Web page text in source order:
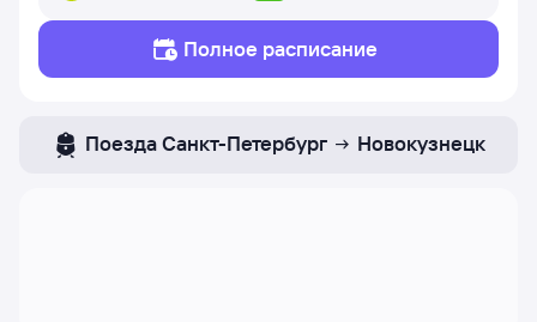
Полное расписание
ПоездаСанкт-Петербург Новокузнецк